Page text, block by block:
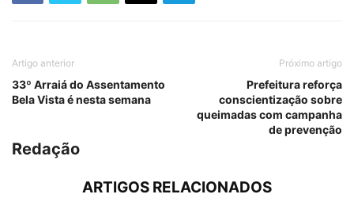
Artigo anterior
33º Arraiá do Assentamento
Bela Vista é nesta semana
Próximo artigo
Prefeitura reforça
conscientização sobre
queimadas com campanha
de prevenção
Redação
ARTIGOS RELACIONADOS